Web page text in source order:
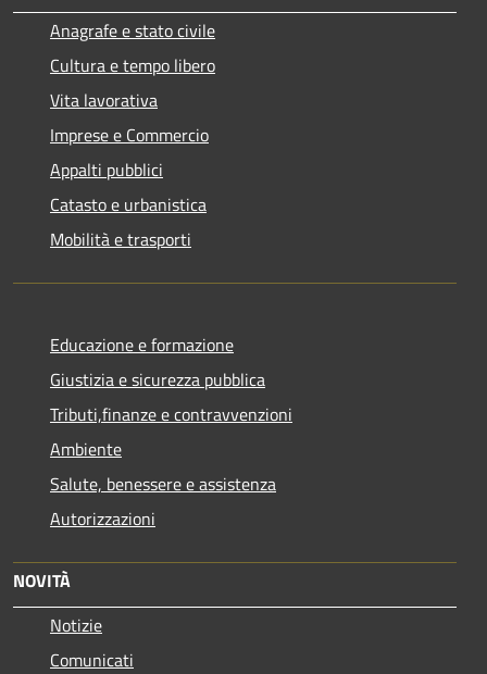
Anagrafe e stato civile
Cultura e tempo libero
Vita lavorativa
Imprese e Commercio
Appalti pubblici
Catasto e urbanistica
Mobilità e trasporti
Educazione e formazione
Giustizia e sicurezza pubblica
Tributi,finanze e contravvenzioni
Ambiente
Salute, benessere e assistenza
Autorizzazioni
NOVITÀ
Notizie
Comunicati